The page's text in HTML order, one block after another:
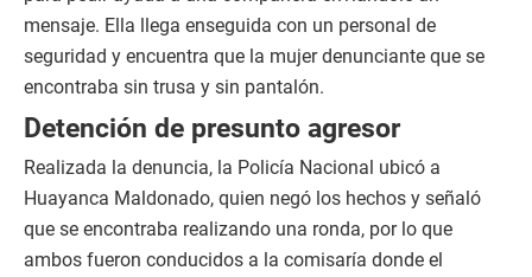
mensaje. Ella llega enseguida con un personal de
seguridad y encuentra que la mujer denunciante que se
encontraba sin trusa y sin pantalón.
Detención de presunto agresor
Realizada la denuncia, la Policía Nacional ubicó a
Huayanca Maldonado, quien negó los hechos y señaló
que se encontraba realizando una ronda, por lo que
ambos fueron conducidos a la comisaría donde el